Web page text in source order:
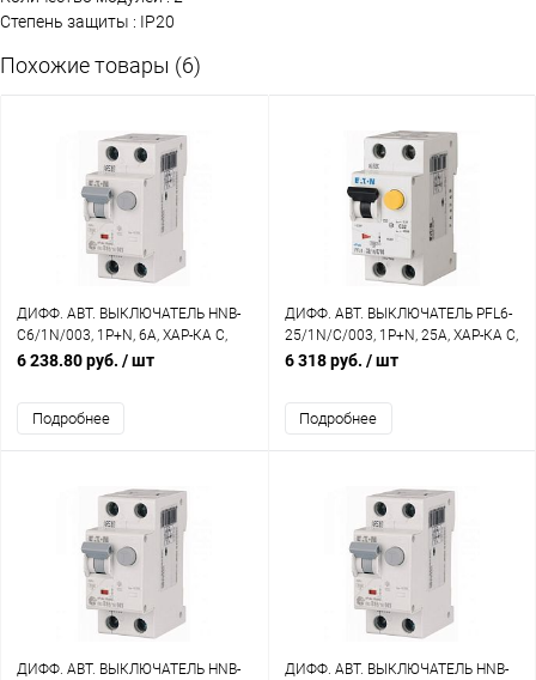
Степень защиты : IP20
Похожие товары (6)
ДИФФ. АВТ. ВЫКЛЮЧАТЕЛЬ HNB-
C6/1N/003, 1P+N, 6A, ХАР-КА C,
6KA, 30MA, ТИП АC, 2M
6 238.80 руб. / шт
Подробнее
ДИФФ. АВТ. ВЫКЛЮЧАТЕЛЬ PFL6-
25/1N/C/003, 1P+N, 25A, ХАР-КА C,
6KA, 30MA, ТИП АС, 2M
6 318 руб. / шт
Подробнее
ДИФФ. АВТ. ВЫКЛЮЧАТЕЛЬ HNB-
ДИФФ. АВТ. ВЫКЛЮЧАТЕЛЬ HNB-